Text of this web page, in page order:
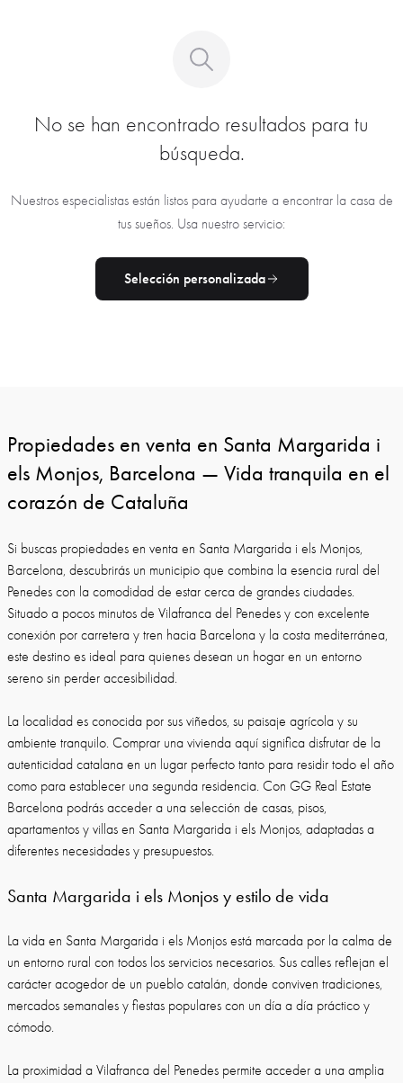
No se han encontrado resultados para tu
búsqueda.
Nuestros especialistas están listos para ayudarte a encontrar la casa de
tus sueños. Usa nuestro servicio:
Selección personalizada
Propiedades en venta en Santa Margarida i
els Monjos, Barcelona — Vida tranquila en el
corazón de Cataluña
Si buscas propiedades en venta en Santa Margarida i els Monjos,
Barcelona, descubrirás un municipio que combina la esencia rural del
Penedes con la comodidad de estar cerca de grandes ciudades.
Situado a pocos minutos de Vilafranca del Penedes y con excelente
conexión por carretera y tren hacia Barcelona y la costa mediterránea,
este destino es ideal para quienes desean un hogar en un entorno
sereno sin perder accesibilidad.
La localidad es conocida por sus viñedos, su paisaje agrícola y su
ambiente tranquilo. Comprar una vivienda aquí significa disfrutar de la
autenticidad catalana en un lugar perfecto tanto para residir todo el año
como para establecer una segunda residencia. Con GG Real Estate
Barcelona podrás acceder a una selección de casas, pisos,
apartamentos y villas en Santa Margarida i els Monjos, adaptadas a
diferentes necesidades y presupuestos.
Santa Margarida i els Monjos y estilo de vida
La vida en Santa Margarida i els Monjos está marcada por la calma de
un entorno rural con todos los servicios necesarios. Sus calles reflejan el
carácter acogedor de un pueblo catalán, donde conviven tradiciones,
mercados semanales y fiestas populares con un día a día práctico y
cómodo.
La proximidad a Vilafranca del Penedes permite acceder a una amplia